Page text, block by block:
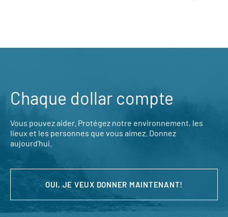
Chaque dollar compte
Vous pouvez aider. Protégez notre environnement, les
lieux et les personnes que vous aimez. Donnez
aujourd’hui.
OUI, JE VEUX DONNER MAINTENANT!